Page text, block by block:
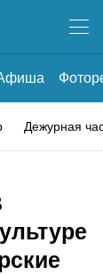
Дежурная